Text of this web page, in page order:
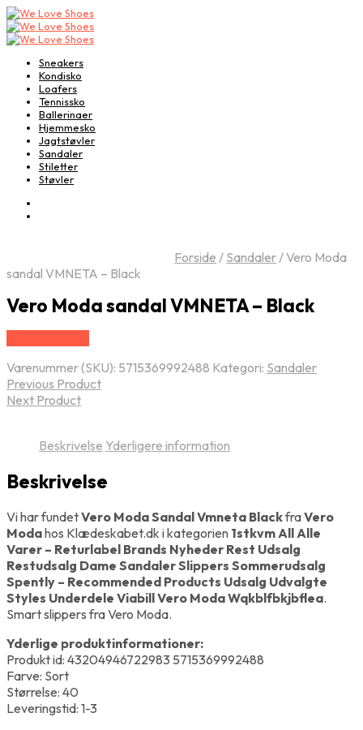
Sneakers
Kondisko
Loafers
Tennissko
Ballerinaer
Hjemmesko
Jagtstøvler
Sandaler
Stiletter
Støvler
Forside / Sandaler/Vero Moda
sandal VMNETA – Black
Vero Moda sandal VMNETA – Black
Varenummer (SKU): 5715369992488 Kategori: Sandaler
Previous Product
Next Product
Beskrivelse Yderligere information
Beskrivelse
Vi har fundetVero Moda Sandal Vmneta BlackfraVero
Modahos Klædeskabet.dk i kategorien 1stkvm All Alle
Varer – Returlabel Brands Nyheder Rest Udsalg
Restudsalg Dame Sandaler Slippers Sommerudsalg
Spently – Recommended Products Udsalg Udvalgte
Styles Underdele Viabill Vero Moda Wqkblfbkjbflea.
Smart slippers fra Vero Moda.
Yderlige produktinformationer:
Produkt id: 43204946722983 5715369992488
Farve: Sort
Størrelse: 40
Leveringstid: 1-3